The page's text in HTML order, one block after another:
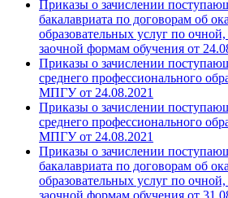
Приказы о зачислении
бакалавриата по договорам об
образовательных услуг по
заочной формам обучения от
Приказы о зачислении
среднего профессионального
МПГУ от 24.08.2021
Приказы о зачислении
среднего профессионального
МПГУ от 24.08.2021
Приказы о зачислении
бакалавриата по договорам об
образовательных услуг по
заочной формам обучения от